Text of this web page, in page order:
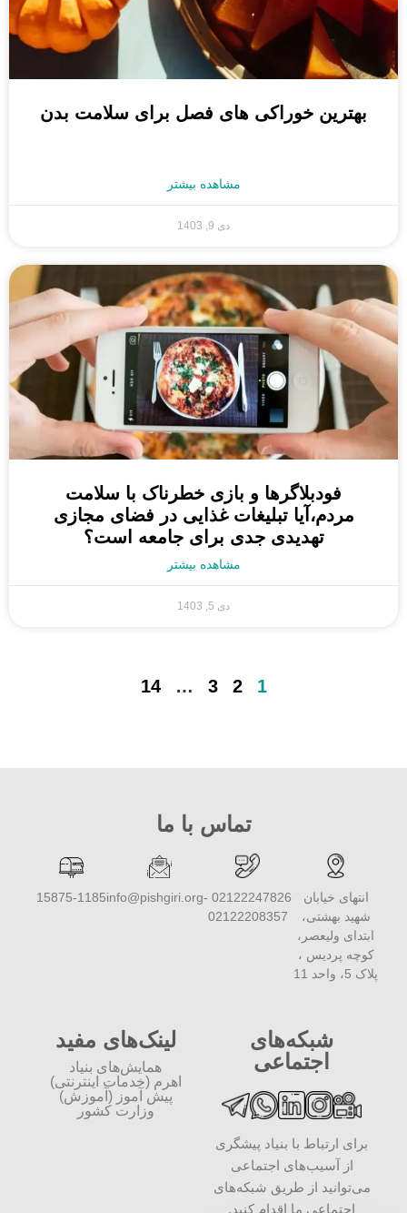
بهترین خوراکی های فصل برای سلامت بدن
مشاهده بیشتر
دی 9, 1403
فودبلاگرها و بازی خطرناک با سلامت
مردم،آیا تبلیغات غذایی در فضای مجازی
تهدیدی جدی برای جامعه است؟
مشاهده بیشتر
دی 5, 1403
1
2
3
…
14
تماس با ما
انتهای خیابان
شهید بهشتی،
ابتدای ولیعصر،
کوچه پردیس ،
پلاک 5، واحد 11
02122247826 -
02122208357
info@pishgiri.org
15875-1185
شبکه‌های
اجتماعی
برای ارتباط با بنیاد پیشگری
از آسیب‌های اجتماعی
می‌توانید از طریق شبکه‌‎های
اجتماعی ما اقدام کنید.
لینک‌های مفید
همایش‌های بنیاد
اهرم (خدمات اینترنتی)
پیش آموز (آموزش)
وزارت کشور